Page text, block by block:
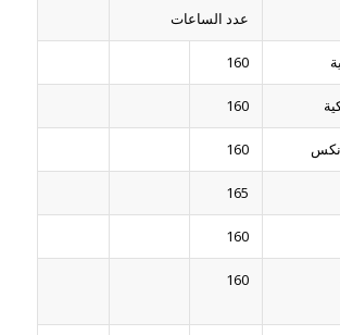
عدد الساعات
160
160
160
165
160
160